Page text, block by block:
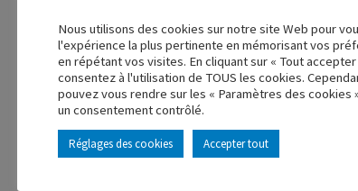
Nous utilisons des cookies sur notre site Web pour
l'expérience la plus pertinente en mémorisant vos
en répétant vos visites. En cliquant sur « Tout accepter
consentez à l'utilisation de TOUS les cookies.
pouvez vous rendre sur les « Paramètres des cookies
un consentement contrôlé.
Réglages des cookies Accepter tout